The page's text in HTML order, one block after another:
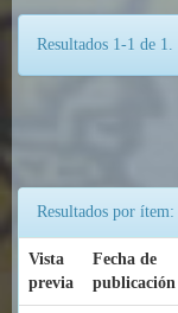
Resultados 1-1 de 1.
Resultados por ítem:
Vista
previa
Fecha de
publicación